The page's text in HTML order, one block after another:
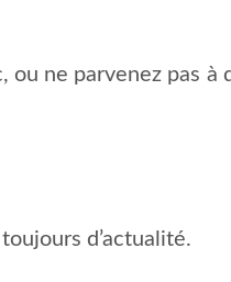
ne parvenez pas à
d’actualité.